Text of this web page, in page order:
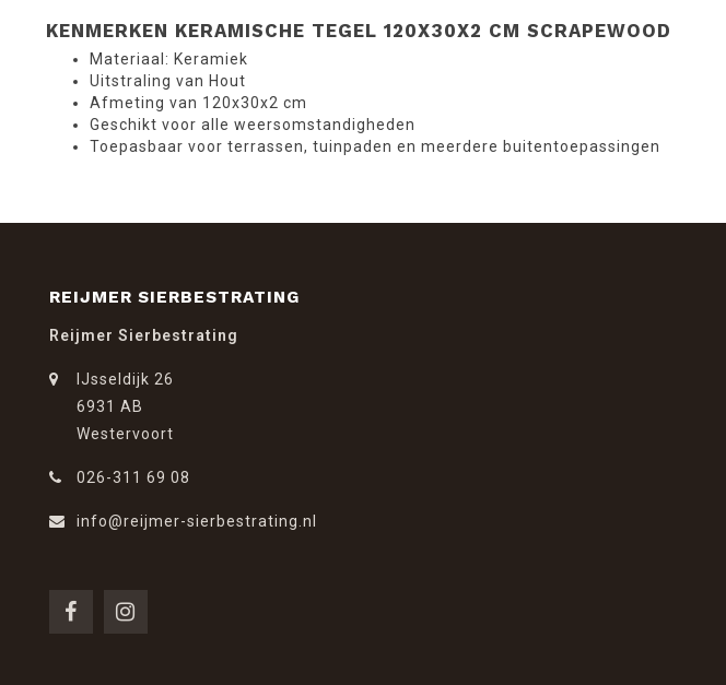
KENMERKEN KERAMISCHE TEGEL 120X30X2 CM SCRAPEWOOD
Materiaal: Keramiek
Uitstraling van Hout
Afmeting van 120x30x2 cm
Geschikt voor alle weersomstandigheden
Toepasbaar voor terrassen, tuinpaden en meerdere buitentoepassingen
REIJMER SIERBESTRATING
Reijmer Sierbestrating
IJsseldijk 26
6931 AB
Westervoort
026-311 69 08
info@reijmer-sierbestrating.nl